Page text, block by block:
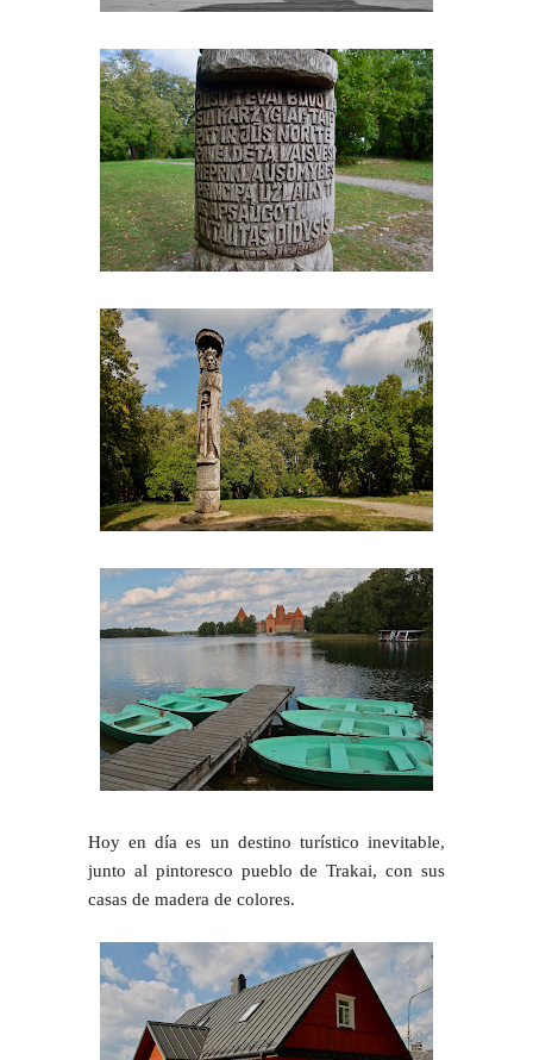
Hoy en día es un destino turístico inevitable,
junto al pintoresco pueblo de Trakai, con sus
casas de madera de colores.